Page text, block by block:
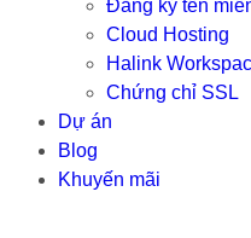
Đăng ký tên
Cloud Hosting
Halink
Chứng chỉ SSL
Dự án
Blog
Khuyến mãi